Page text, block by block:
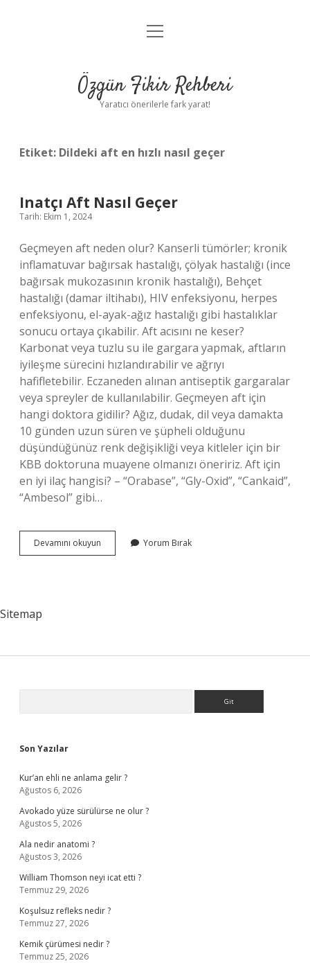
Gizlilik Politikası
Yasal Uyarı
menüyü
Özgün Fikir Rehberi
Yaratıcı önerilerle fark yarat!
Etiket: Dildeki aft en hızlı nasıl geçer
Inatçı Aft Nasıl Geçer
Tarih: Ekim 1, 2024
Geçmeyen aft neden olur? Kanserli tümörler; kronik
inflamatuvar bağırsak hastalığı, çölyak hastalığı (ince
bağırsak mukozasının kronik hastalığı), Behçet
hastalığı (damar iltihabı), HIV enfeksiyonu, herpes
enfeksiyonu, el-ayak-ağız hastalığı gibi hastalıklar
sonucu ortaya çıkabilir. Aft acısını ne keser?
Karbonat veya tuzlu su ile gargara yapmak, aftların
iyileşme sürecini hızlandırabilir ve ağrıyı
hafifletebilir. Eczaneden alınan antiseptik gargaralar
veya spreyler de kullanılabilir. Geçmeyen aft için
hangi doktora gidilir? Ağız, dudak, dil veya damakta
10 günden uzun süren ve şüpheli olduğunu
düşündüğünüz renk değişikliği veya kitleler için bir
KBB doktoruna muayene olmanızı öneririz. Aft için
en iyi ilaç hangisi? – “Orabase”, “Gly-Oxid”, “Cankaid”,
“Ambesol” gibi…
Devamını okuyun
Aft
Yorum Bırak
Sitemap
Son Yazılar
Kur’an ehli ne anlama gelir ?
Ağustos 6, 2026
Avokado yüze sürülürse ne olur ?
Ağustos 5, 2026
Ala nedir anatomi ?
Ağustos 3, 2026
William Thomson neyi icat etti ?
Temmuz 29, 2026
Koşulsuz refleks nedir ?
Temmuz 27, 2026
Kemik çürümesi nedir ?
Temmuz 25, 2026